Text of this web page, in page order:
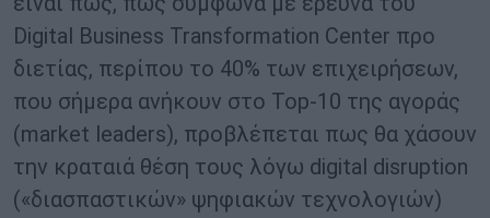
Digital Business Transformation Center προ
διετίας, περίπου το 40% των επιχειρήσεων,
που σήμερα ανήκουν στο Top-10 της αγοράς
(market leaders), προβλέπεται πως θα χάσουν
την κραταιά θέση τους λόγω digital disruption
(«διασπαστικών» ψηφιακών τεχνολογιών)